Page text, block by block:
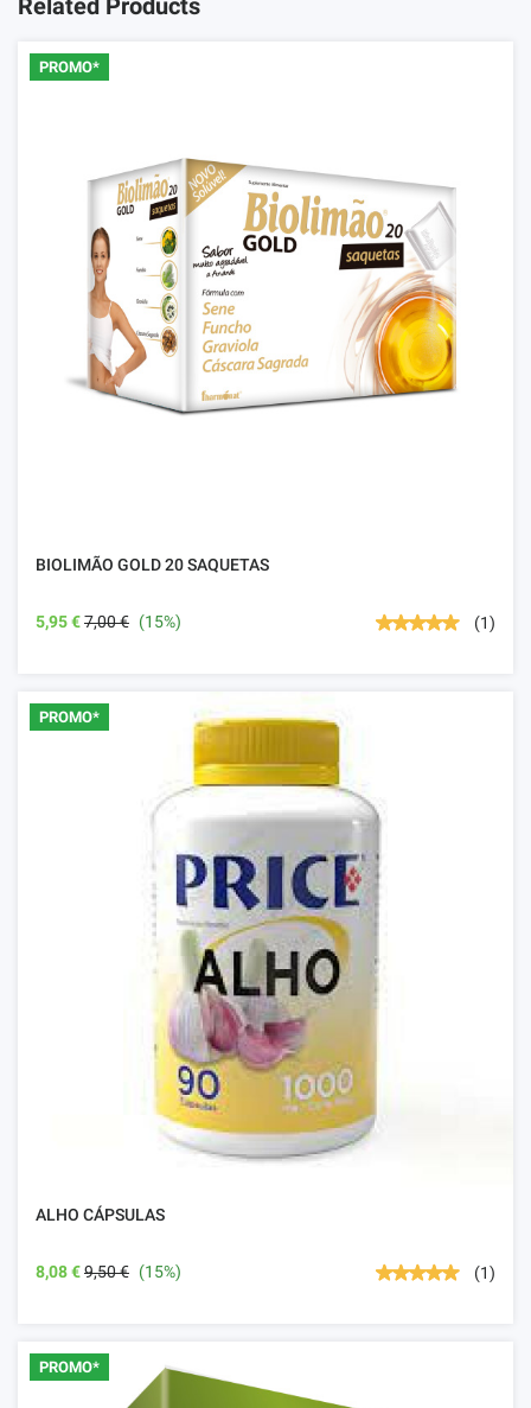
Related Products
PROMO*
BIOLIMÃO GOLD 20 SAQUETAS
5,95 €7,00 € (15%) (1)
PROMO*
ALHO CÁPSULAS
8,08 €9,50 € (15%) (1)
PROMO*